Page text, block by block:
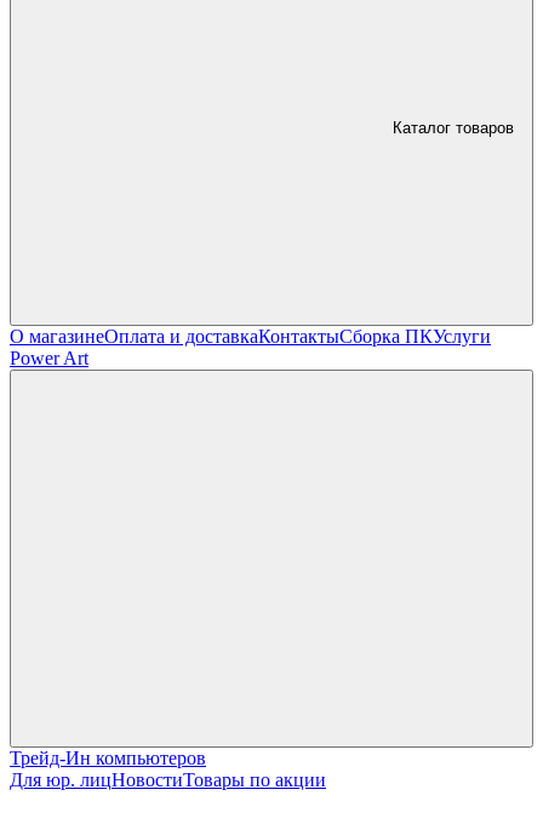
Каталог товаров
О магазинеОплата и доставкаКонтактыСборка ПКУслуги
Power Art
Трейд-Ин компьютеров
Для юр. лицНовостиТовары по акции